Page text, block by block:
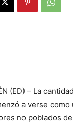
(ED) – La
a verse
no poblados